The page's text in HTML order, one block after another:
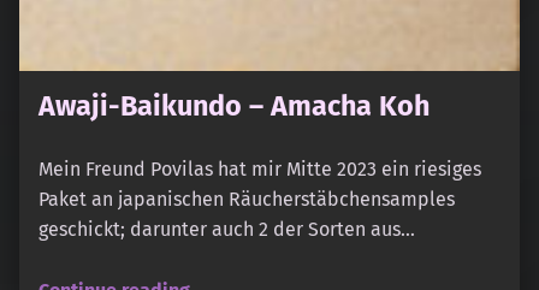
Awaji-Baikundo – Amacha Koh
Mein Freund Povilas hat mir Mitte 2023 ein riesiges
Paket an japanischen Räucherstäbchensamples
geschickt; darunter auch 2 der Sorten aus…
“Awaji-Baikundo – Amacha Koh”